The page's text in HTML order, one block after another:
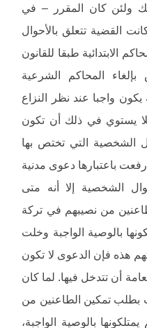
ولئن كان المقرر – في
القضية تتعلق بالأحوال
الابتدائية طبقا للقانون
1955 الخاص بإلغاء المحاكم الشرعية
يكون واجبا عند نظر النزاع
يستوي في ذلك أن تكون
الشخصية التي تختص بها
رفعت باعتبارها دعوى مدنية
الشخصية إلا أنه متى
من نصيبهم في تركة
بالوصية الواجبة وخلت
هذه فإن الدعوى لا تكون
أن تتدخل فيها. لما كان
بطلب تمكين الطاعنين من
بالوصية الواجبة،